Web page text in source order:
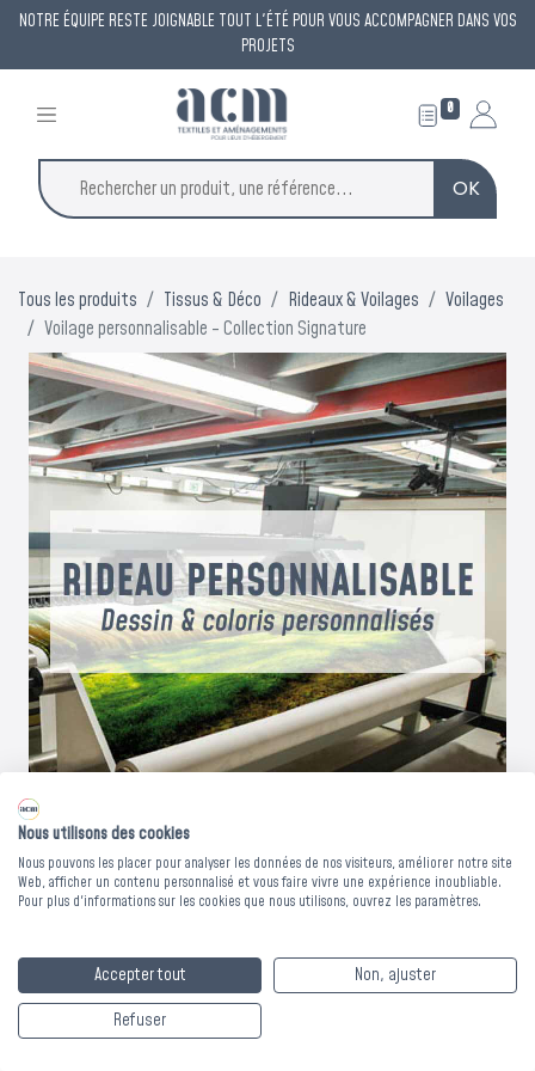
NOTRE ÉQUIPE RESTE JOIGNABLE TOUT L'ÉTÉ POUR VOUS ACCOMPAGNER DANS VOS
PROJETS
0
OK
Tous les produits Tissus & Déco Rideaux & Voilages
Voilages
Voilage personnalisable - Collection Signature
Voilage
personnalisable -
Collection Signature
Nous utilisons des cookies
Nous pouvons les placer pour analyser les données de nos visiteurs, améliorer notre site
Web, afficher un contenu personnalisé et vous faire vivre une expérience inoubliable.
Pour plus d'informations sur les cookies que nous utilisons, ouvrez les paramètres.
Accepter tout
Non, ajuster
Refuser